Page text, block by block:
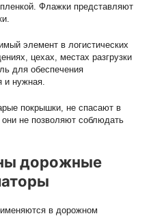
Флажки представляют
элемент в логистических
цехах, местах разгрузки
для обеспечения
и нужная.
покрышки, не спасают в
не позволяют соблюдать
дорожные
в дорожном